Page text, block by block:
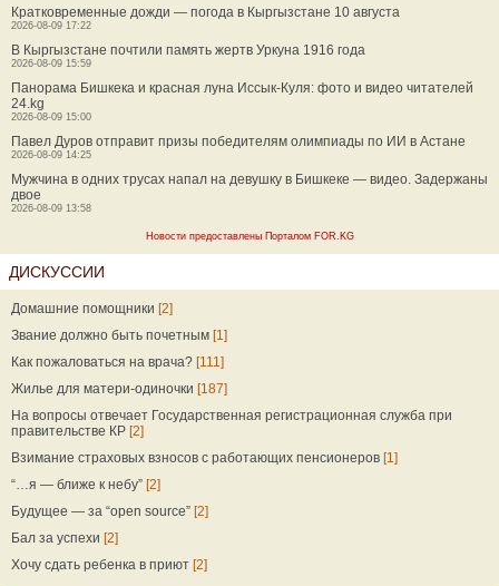
Кратковременные дожди — погода в Кыргызстане 10 августа
2026-08-09 17:22
В Кыргызстане почтили память жертв Уркуна 1916 года
2026-08-09 15:59
Панорама Бишкека и красная луна Иссык-Куля: фото и видео читателей
24.kg
2026-08-09 15:00
Павел Дуров отправит призы победителям олимпиады по ИИ в Астане
2026-08-09 14:25
Мужчина в одних трусах напал на девушку в Бишкеке — видео. Задержаны
двое
2026-08-09 13:58
Новости предоставлены Порталом FOR.KG
ДИСКУССИИ
Домашние помощники [2]
Звание должно быть почетным [1]
Как пожаловаться на врача? [111]
Жилье для матери-одиночки [187]
На вопросы отвечает Государственная регистрационная служба при
правительстве КР [2]
Взимание страховых взносов с работающих пенсионеров [1]
“…я — ближе к небу” [2]
Будущее — за “open source” [2]
Бал за успехи [2]
Хочу сдать ребенка в приют [2]